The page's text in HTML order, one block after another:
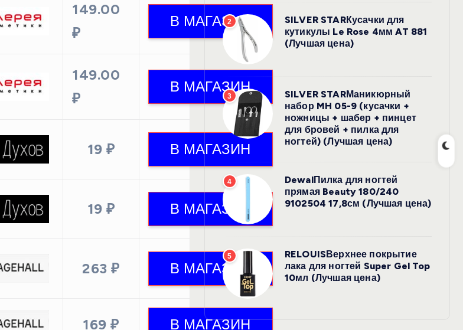
149.00
₽
149.00
₽
19 ₽
19 ₽
263 ₽
169 ₽
2
SILVER STARКусачки для
кутикулы Le Rose 4мм AT 881
(Лучшая цена)
3
SILVER STARМаникюрный
набор MH 05-9 (кусачки +
ножницы + шабер + пинцет
для бровей + пилка для
ногтей) (Лучшая цена)
4
DewalПилка для ногтей
прямая Beauty 180/240
9102504 17,8см (Лучшая цена)
5
RELOUISВерхнее покрытие
лака для ногтей Super Gel Top
10мл (Лучшая цена)